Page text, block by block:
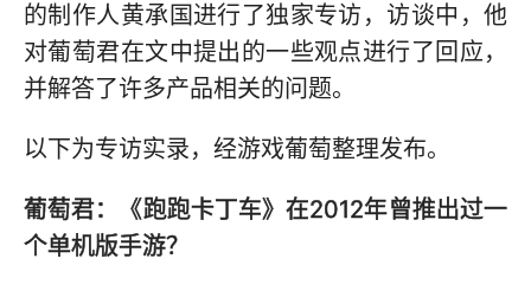
的制作人黄承国进行了独家专访，访谈中，他
对葡萄君在文中提出的一些观点进行了回应，
并解答了许多产品相关的问题。
以下为专访实录，经游戏葡萄整理发布。
葡萄君：《跑跑卡丁车》在2012年曾推出过一
个单机版手游？